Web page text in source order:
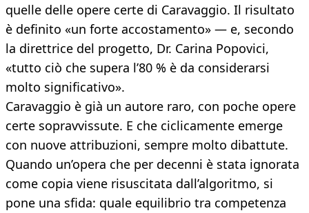
quelle delle opere certe di Caravaggio. Il risultato
è definito «un forte accostamento» — e, secondo
la direttrice del progetto, Dr. Carina Popovici,
«tutto ciò che supera l’80 % è da considerarsi
molto significativo».
Caravaggio è già un autore raro, con poche opere
certe sopravvissute. E che ciclicamente emerge
con nuove attribuzioni, sempre molto dibattute.
Quando un’opera che per decenni è stata ignorata
come copia viene risuscitata dall’algoritmo, si
pone una sfida: quale equilibrio tra competenza